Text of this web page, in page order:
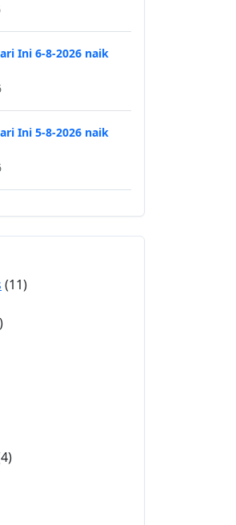
Ini 6-8-2026 naik
Ini 5-8-2026 naik
(11)